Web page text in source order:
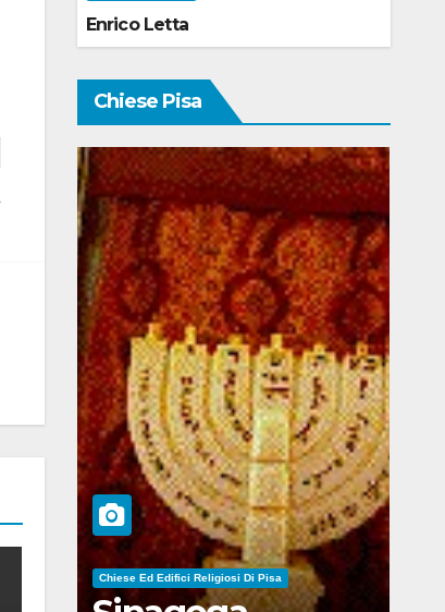
Enrico Letta
Chiese Pisa
Chiese Ed Edifici Religiosi Di Pisa